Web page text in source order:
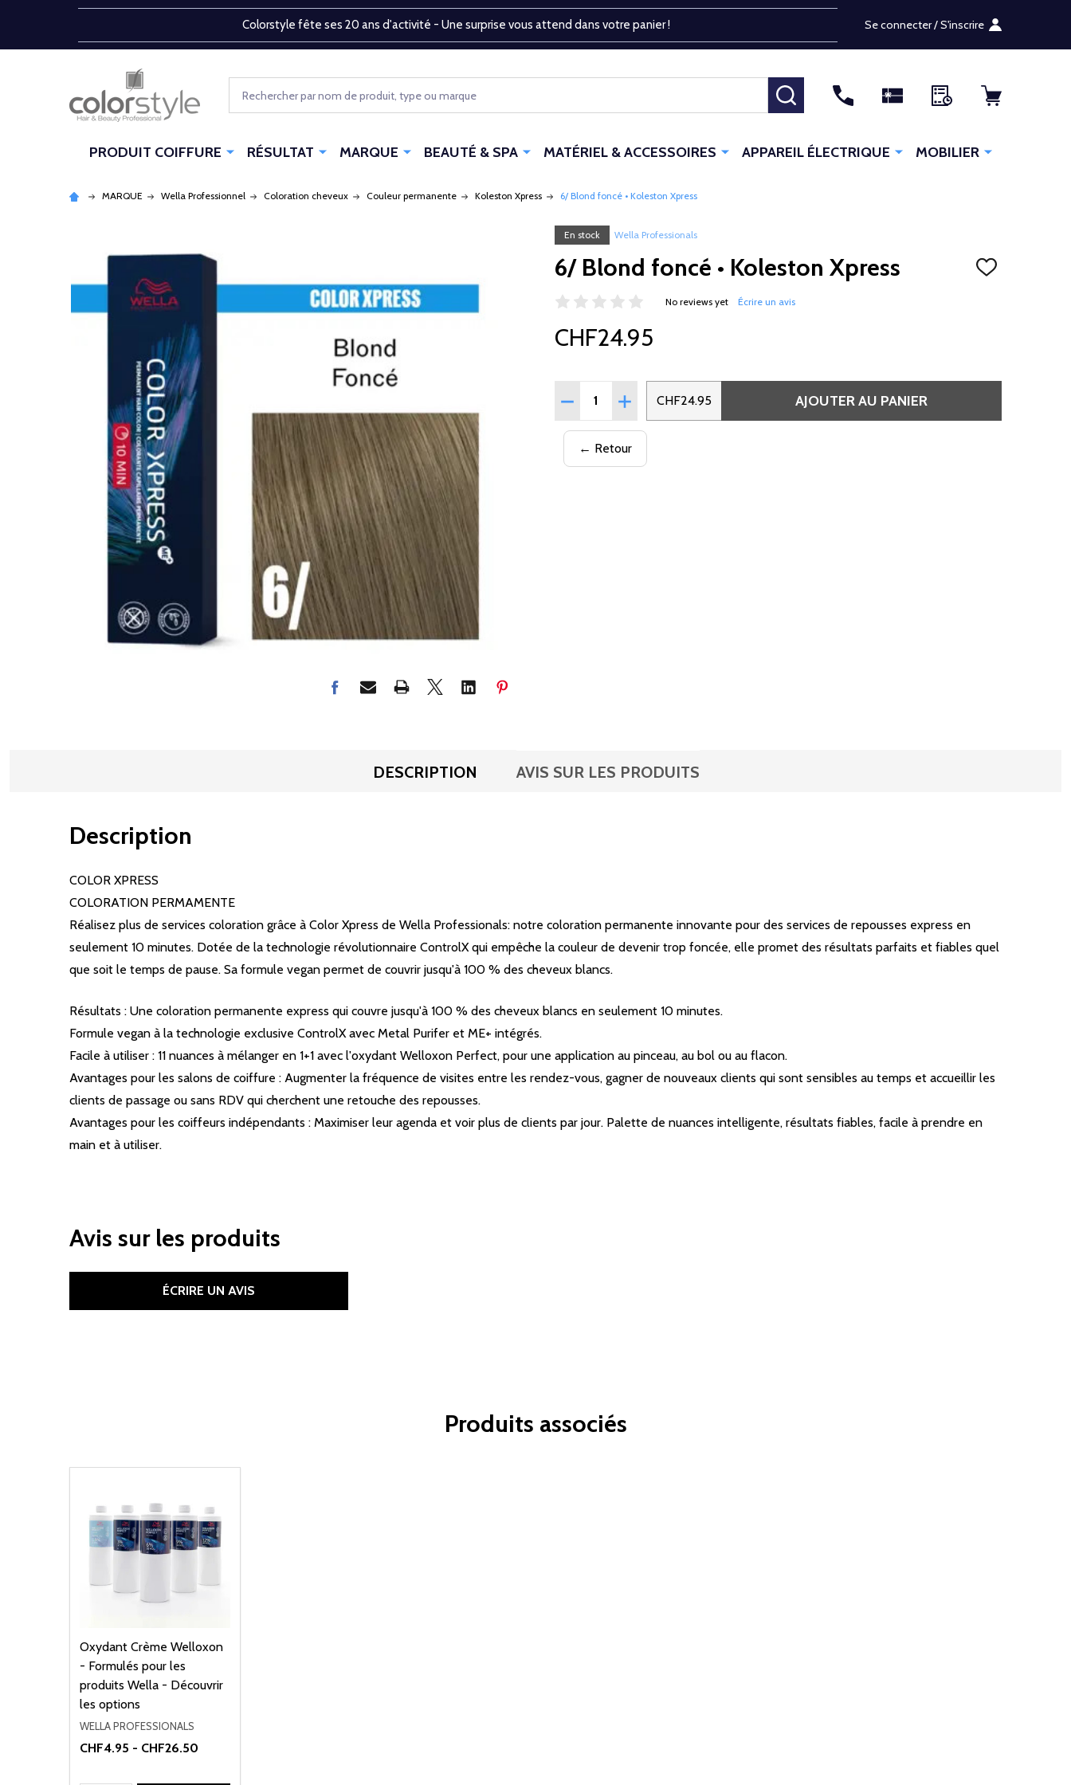
Colorstyle fête ses 20 ans d'activité - Une surprise vous attend dans votre panier ! Se connecter / S'inscrire
RECHERCHER
PRODUIT COIFFURE RÉSULTAT MARQUE BEAUTÉ & SPA MATÉRIEL & ACCESSOIRES APPAREIL ÉLECTRIQUE MOBILIER
MARQUE Wella Professionnel Coloration cheveux Couleur permanente Koleston Xpress 6/ Blond foncé • Koleston Xpress
En stock Wella Professionals
6/ Blond foncé • Koleston Xpress
AJOUTER
No reviews yet Écrire un avis
CHF24.95
Quantité:
RÉDUIRE LA QUANTITÉ DE 6/ BLOND FONCÉ • KOLESTON XPRESS
AUGMENTER LA QUANTITÉ DE 6/ BLOND FONCÉ • KOLESTON XPRESS
CHF24.95 AJOUTER AU PANIER
← Retour
DESCRIPTION AVIS SUR LES PRODUITS
Description
COLOR XPRESS
COLORATION PERMAMENTE
Réalisez plus de services coloration grâce à Color Xpress de Wella Professionals: notre coloration permanente innovante pour des services de repousses express en
seulement 10 minutes. Dotée de la technologie révolutionnaire ControlX qui empêche la couleur de devenir trop foncée, elle promet des résultats parfaits et fiables quel
que soit le temps de pause. Sa formule vegan permet de couvrir jusqu'à 100 % des cheveux blancs.
Résultats : Une coloration permanente express qui couvre jusqu'à 100 % des cheveux blancs en seulement 10 minutes.
Formule vegan à la technologie exclusive ControlX avec Metal Purifer et ME+ intégrés.
Facile à utiliser : 11 nuances à mélanger en 1+1 avec l'oxydant Welloxon Perfect, pour une application au pinceau, au bol ou au flacon.
Avantages pour les salons de coiffure : Augmenter la fréquence de visites entre les rendez-vous, gagner de nouveaux clients qui sont sensibles au temps et accueillir les
clients de passage ou sans RDV qui cherchent une retouche des repousses.
Avantages pour les coiffeurs indépendants : Maximiser leur agenda et voir plus de clients par jour. Palette de nuances intelligente, résultats fiables, facile à prendre en
main et à utiliser.
Avis sur les produits
ÉCRIRE UN AVIS
Produits associés
Oxydant Crème Welloxon
- Formulés pour les
produits Wella - Découvrir
les options
WELLA PROFESSIONALS
CHF4.95 - CHF26.50